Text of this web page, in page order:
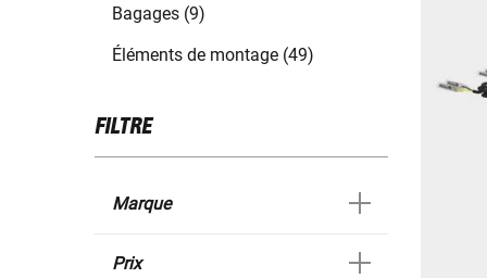
Bagages (9)
Éléments de montage (49)
FILTRE
Marque
Prix